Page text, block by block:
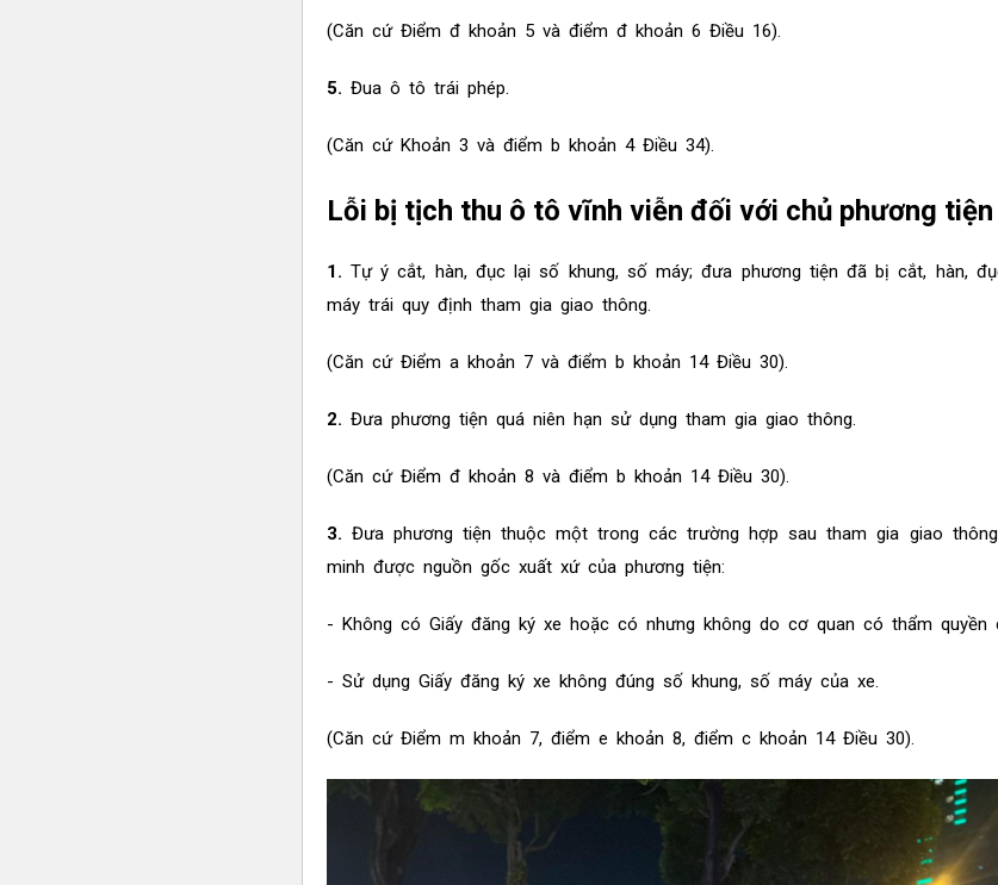
(Căn cứ Điểm đ khoản 5 và điểm đ khoản 6 Điều 16).
5. Đua ô tô trái phép.
(Căn cứ Khoản 3 và điểm b khoản 4 Điều 34).
Lỗi bị tịch thu ô tô vĩnh viễn đối với chủ phương tiện
1. Tự ý cắt, hàn, đục lại số khung, số máy; đưa phương tiện đã bị cắt, hàn,
máy trái quy định tham gia giao thông.
(Căn cứ Điểm a khoản 7 và điểm b khoản 14 Điều 30).
2. Đưa phương tiện quá niên hạn sử dụng tham gia giao thông.
(Căn cứ Điểm đ khoản 8 và điểm b khoản 14 Điều 30).
3. Đưa phương tiện thuộc một trong các trường hợp sau tham gia giao
minh được nguồn gốc xuất xứ của phương tiện:
- Không có Giấy đăng ký xe hoặc có nhưng không do cơ quan có thẩm quyền
- Sử dụng Giấy đăng ký xe không đúng số khung, số máy của xe.
(Căn cứ Điểm m khoản 7, điểm e khoản 8, điểm c khoản 14 Điều 30).